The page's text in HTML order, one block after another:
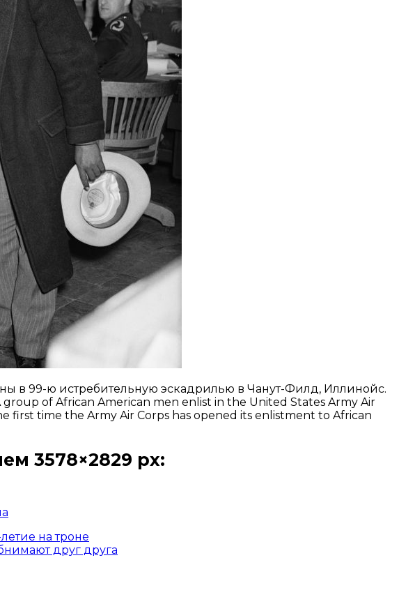
в 99-ю истребительную эскадрилью в Чанут-Филд, Иллинойс.
of African American men enlist in the United States Army Air
first time the Army Air Corps has opened its enlistment to African
3578×2829 px:
на троне
друг друга